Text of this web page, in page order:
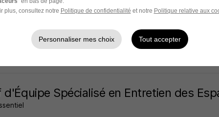
d'Équipe Spécialisé en Entretien des
plus, consultez notre Politique de confidentialité et notre Politique relative aux
Personnaliser mes choix Tout accepter